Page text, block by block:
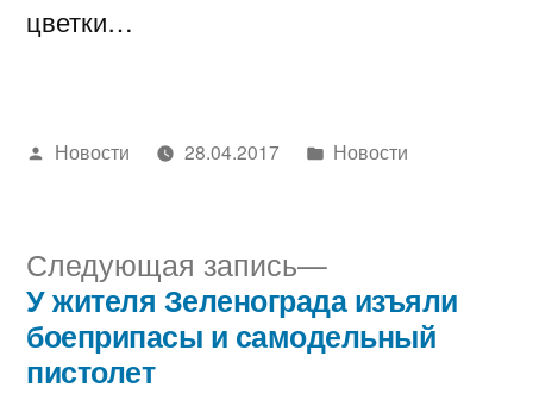
цветки…
Написано
Новости 28.04.2017
Написано
Новости
Навигация
по
Следующая запись
Следующая
запись:
У жителя Зеленограда изъяли
боеприпасы и самодельный
пистолет